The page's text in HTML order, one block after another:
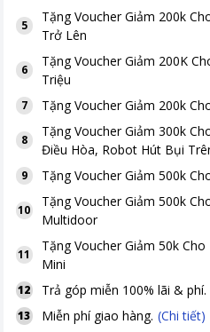
5
TặngVoucher Giảm 200k
Trở Lên
6
TặngVoucher Giảm 200K
Triệu
7 TặngVoucher Giảm 200k
8
TặngVoucher Giảm 300k
Điều Hòa, Robot Hút Bụi
9 TặngVoucher Giảm 500k
10
TặngVoucher Giảm 500k
Multidoor
11
TặngVoucher Giảm 50k
Mini
12 Trả góp miễn 100% lãi & phí.
13 Miễn phí giao hàng. (Chi tiết)